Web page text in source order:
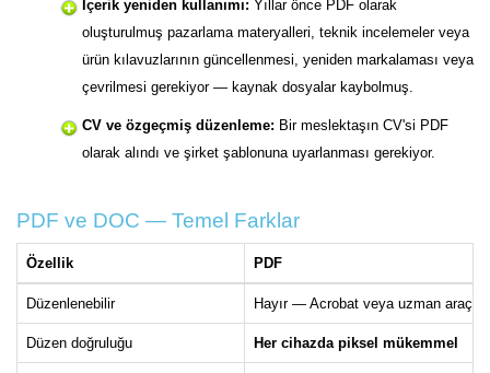
İçerik yeniden kullanımı: Yıllar önce PDF olarak
oluşturulmuş pazarlama materyalleri, teknik incelemeler veya
ürün kılavuzlarının güncellenmesi, yeniden markalaması veya
çevrilmesi gerekiyor — kaynak dosyalar kaybolmuş.
CV ve özgeçmiş düzenleme: Bir meslektaşın CV'si PDF
olarak alındı ve şirket şablonuna uyarlanması gerekiyor.
PDF ve DOC — Temel Farklar
Özellik PDF
Düzenlenebilir Hayır — Acrobat veya uzman araç
Düzen doğruluğu Her cihazda piksel mükemmel